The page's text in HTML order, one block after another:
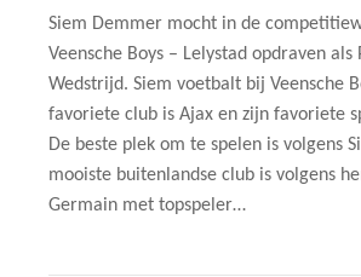
Siem Demmer mocht in de
Veensche Boys – Lelystad opdraven als
Wedstrijd. Siem voetbalt bij Veensche
favoriete club is Ajax en zijn favoriete
De beste plek om te spelen is volgens
mooiste buitenlandse club is volgens
Germain met topspeler…